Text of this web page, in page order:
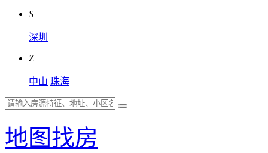
S
深圳
Z
中山 珠海
地图找房